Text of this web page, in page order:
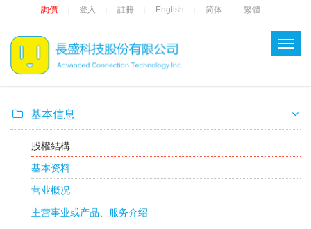
詢價 登入 註冊 English 简体 繁體
基本信息
股權結構
基本资料
营业概况
主营事业或产品、服务介绍